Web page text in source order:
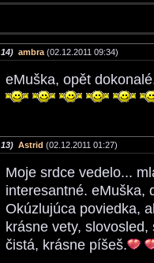
14) ambra (02.12.2011 09:34)
eMuška, opět
13) Astrid (02.12.2011 01:27)
Moje srdce vedelo...
interesantné. eMuška,
Okúzlujúca poviedka,
krásne vety,
čistá, krásne píšeš.